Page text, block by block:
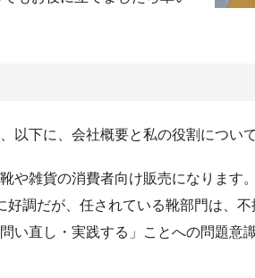
下に、会社概要と私の役割について
や雑貨の消費者向け販売になります
調だが、任されている靴部門は、不
い直し・実践する」ことへの問題意